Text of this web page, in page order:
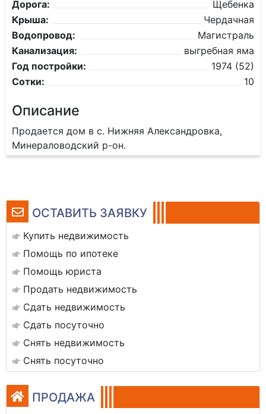
ОСТАВИТЬ ЗАЯВКУ
Купить недвижимость
Помощь по ипотеке
Помощь юриста
Продать недвижимость
Сдать недвижимость
Сдать посуточно
Снять недвижимость
Снять посуточно
ПРОДАЖА
Дорога:
Щебенка
Крыша:
Чердачная
Водопровод:
Магистраль
Канализация:
выгребная яма
Год постройки:
1974 (52)
Сотки:
10
Описание
Продается дом в с. Нижняя Александровка,
Минераловодский р-он.